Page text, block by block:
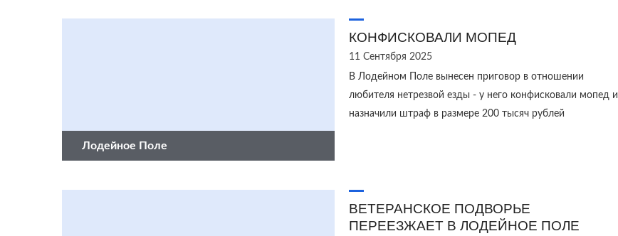
Лодейное Поле
КОНФИСКОВАЛИ МОПЕД
11 Сентября 2025
В Лодейном Поле вынесен приговор в отношении
любителя нетрезвой езды - у него конфисковали мопед и
назначили штраф в размере 200 тысяч рублей
ВЕТЕРАНСКОЕ ПОДВОРЬЕ
ПЕРЕЕЗЖАЕТ В ЛОДЕЙНОЕ ПОЛЕ